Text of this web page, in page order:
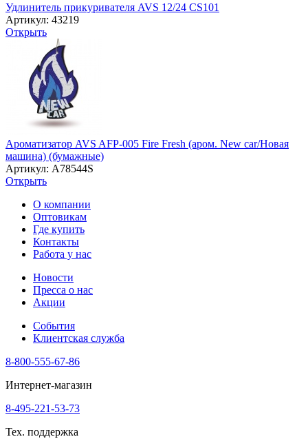
Удлинитель прикуривателя AVS 12/24 CS101
Артикул: 43219
Открыть
Ароматизатор AVS AFP-005 Fire Fresh (аром. New car/Новая
машина) (бумажные)
Артикул: A78544S
Открыть
О компании
Оптовикам
Где купить
Контакты
Работа у нас
Новости
Пресса о нас
Акции
События
Клиентская служба
8-800-555-67-86
Интернет-магазин
8-495-221-53-73
Тех. поддержка